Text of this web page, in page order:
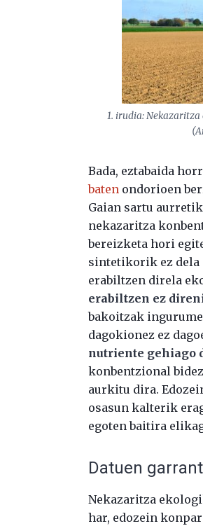
1. irudia:
Bada, eztabaida
baten ondorioen
Gaian sartu
nekazaritza
bereizketa hori
sintetikorik ez dela
erabiltzen direla
erabiltzen ez
bakoitzak
dagokionez ez
nutriente gehiago
konbentzional
aurkitu dira.
osasun kalterik
egoten baitira
Datuen
Nekazaritza
har, edozein